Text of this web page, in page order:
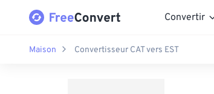
Convertir
Maison Convertisseur CAT vers EST